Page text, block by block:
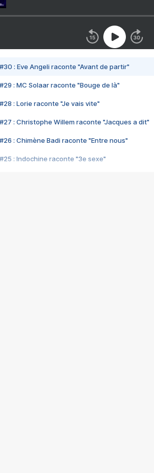
#30 : Eve Angeli raconte "Avant de partir"
#29 : MC Solaar raconte "Bouge de là"
#28 : Lorie raconte "Je vais vite"
#27 : Christophe Willem raconte "Jacques a dit"
#26 : Chimène Badi raconte "Entre nous"
#25 : Indochine raconte "3e sexe"